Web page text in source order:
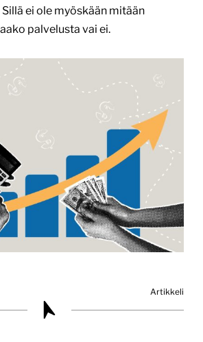
ei ole myöskään mitään
palvelusta vai ei.
Artikkeli